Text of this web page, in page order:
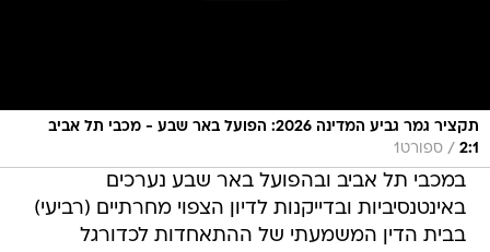
תקציר גמר גביע המדינה 2026: הפועל באר שבע - מכבי תל אביב
2:1
/ ספורט1
במכבי תל אביב ובהפועל באר שבע נערכים
באינטנסיביות ובדייקנות לדיון הצפוי מחרתיים (רביעי)
בבית הדין המשמעתי של ההתאחדות לכדורגל